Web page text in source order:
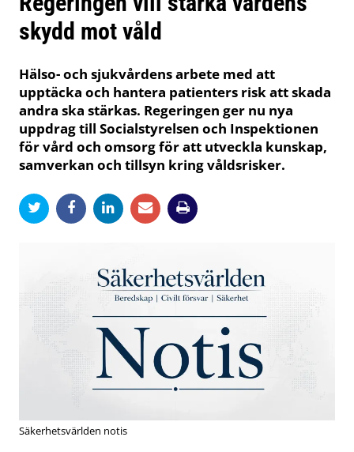
skydd mot våld
Hälso- och sjukvårdens arbete med att
upptäcka och hantera patienters risk att skada
andra ska stärkas. Regeringen ger nu nya
uppdrag till Socialstyrelsen och Inspektionen
för vård och omsorg för att utveckla kunskap,
samverkan och tillsyn kring våldsrisker.
Säkerhetsvärlden notis